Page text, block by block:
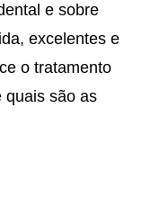
e sobre
excelentes e
o tratamento
quais são as